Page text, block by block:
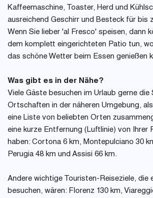
Kaffeemaschine, Toaster, Herd und
ausreichend Geschirr und Besteck für bis
Wenn Sie lieber 'al Fresco' speisen, dann
dem komplett eingerichteten Patio tun,
das schöne Wetter beim Essen genießen
Was gibt es in der Nähe?
Viele Gäste besuchen im Urlaub gerne die
Ortschaften in der näheren Umgebung,
eine Liste von beliebten Orten
eine kurze Entfernung (Luftlinie) von Ihrer
haben: Cortona 6 km, Montepulciano 30
Perugia 48 km und Assisi 66 km.
Andere wichtige Touristen-Reiseziele, die
besuchen, wären: Florenz 130 km,